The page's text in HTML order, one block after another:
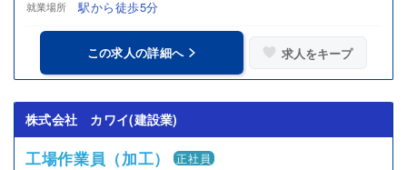
就業場所
駅から徒歩5分
この求人の詳細へ 求人をキープ
株式会社 カワイ(建設業)
工場作業員（加工）
正社員